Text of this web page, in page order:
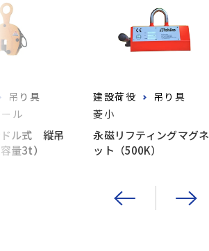
吊り具
ル
ドル式 縦吊
量3t）
建設荷役
吊り具
菱小
永磁リフティングマグネ
ット（500K）